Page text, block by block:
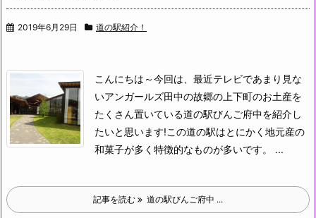
2019年6月29日 道の駅紹介！
こんにちは～今回は、最近テレビであまり見な
いアンガールズ田中の故郷の上下町のお土産を
たくさん置いている道の駅びんご府中を紹介し
たいと思います!この道の駅はとにかく地元産の
和菓子が多く特徴的なものが多いです。 ...
記事を読む 道の駅びんご府中 ...